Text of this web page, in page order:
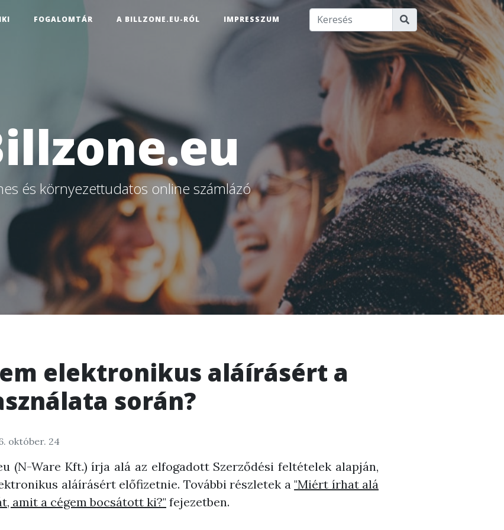
FOGALOMTÁR A BILLZONE.EU-RÓL IMPRESSZUM
és környezettudatos online számlázó
elektronikus aláírásért a
során?
október. 24
(N-Ware Kft.) írja alá az elfogadott Szerződési feltételek alapján,
aláírásért előfizetnie. További részletek a"Miért írhat alá
amit a cégem bocsátott ki?" fejezetben.